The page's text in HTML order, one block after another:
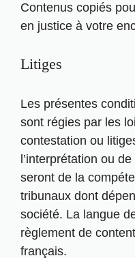
Contenus copiés
en justice à votre
Litiges
Les présentes
sont régies par les
contestation ou
l’interprétation ou
seront de la
tribunaux dont
société. La langue
règlement de
français.